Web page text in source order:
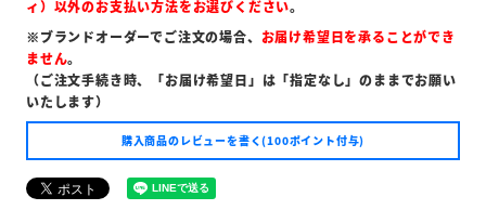
ィ）以外のお支払い方法をお選びください。
※ブランドオーダーでご注文の場合、 お届け希望日を承ることができ
ません。
（ご注文手続き時、「お届け希望日」は「指定なし」のままでお願い
いたします）
購入商品のレビューを書く(100ポイント付与)